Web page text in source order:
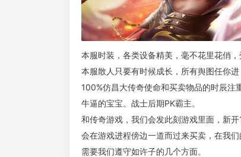
本服时装，各类设备精美，毫不花里花俏，
本服散人只要有时候成长，所有舆图任你
100%仿昌大传奇使命和买卖物品的时辰注
牛逼的宝宝。战士后期PK霸主。
和传奇游戏，我们会发此刻游戏里面，新
会在游戏进程傍边一道而过来买卖，在我
需要我们遵守如许子的几个方面。